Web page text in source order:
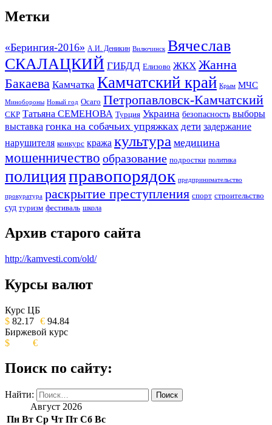
Метки
«Берингия-2016» А.И. Деникин Вилючинск Вячеслав
СКАЛАЦКИЙ ГИБДД Елизово ЖКХ Жанна
Бакаева Камчатка Камчатский край Крым МЧС
Минобороны Новый год Осаго Петропавловск-Камчатский
СКР Татьяна СЕМЕНОВА Турция Украина безопасность выборы
выставка гонка на собачьих упряжках дети задержание
нарушителя конкурс кража культура медицина
мошенничество образование подростки политика
полицияправопорядок предпринимательство
прокуратура раскрытие преступления спорт строительство
суд туризм фестиваль школа
Архив старого сайта
http://kamvesti.com/old/
ОБЩЕСТВЕННО-ПОЛИТИЧЕСКОЕ
ИЗДАНИЕ КАМЧАТСКОГО КРАЯ.
Курсы валют
Курс ЦБ
$ 82.17 € 94.84
Биржевой курс
$
€
Поиск по сайту:
Найти:
Август 2026
Пн Вт Ср Чт Пт Сб Вс